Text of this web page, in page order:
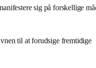
sig på forskellige
til at forudsige fremtidige